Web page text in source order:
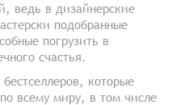
ведь в дизайнерские
подобранные
погрузить в
счастья.
которые
всему миру, в том числе